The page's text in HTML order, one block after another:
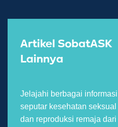
Artikel SobatASK
Lainnya
Jelajahi berbagai informasi
seputar kesehatan seksual
dan reproduksi remaja dari